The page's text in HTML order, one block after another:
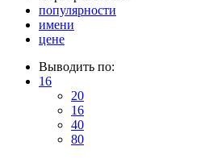
популярности
имени
цене
Выводить по:
16
20
16
40
80